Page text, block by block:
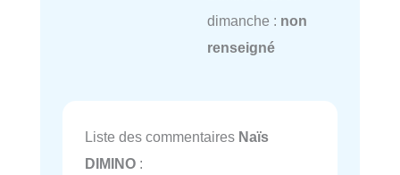
dimanche : non
renseigné
Liste des commentaires Naïs
DIMINO :